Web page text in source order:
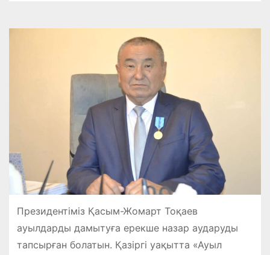
Президентіміз Қасым-Жомарт Тоқаев
ауылдарды дамытуға ерекше назар аударуды
тапсырған болатын. Қазіргі уақытта «Ауыл